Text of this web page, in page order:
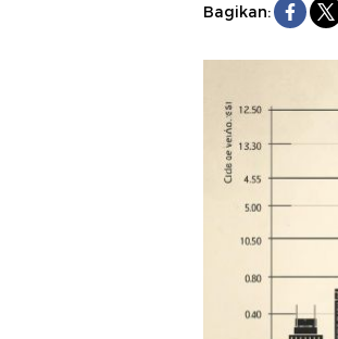
Bagikan: